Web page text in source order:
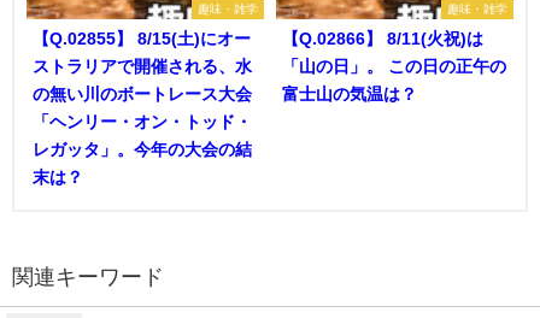
趣味・雑学
【Q.02855】 8/15(土)にオー
ストラリアで開催される、水
の無い川のボートレース大会
「ヘンリー・オン・トッド・
レガッタ」。今年の大会の結
末は？
趣味・雑学
【Q.02866】 8/11(火祝)は
「山の日」。 この日の正午の
富士山の気温は？
関連キーワード